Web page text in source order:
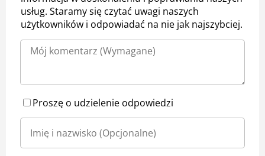
usług. Staramy się czytać uwagi naszych
użytkowników i odpowiadać na nie jak najszybciej.
Proszę o udzielenie odpowiedzi